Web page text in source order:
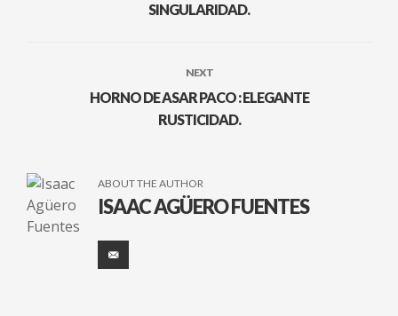
SINGULARIDAD.
NEXT
HORNO DE ASAR PACO : ELEGANTE
RUSTICIDAD.
ABOUT THE AUTHOR
ISAAC AGÜERO FUENTES